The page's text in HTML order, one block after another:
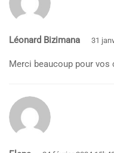
Léonard Bizimana 31
Merci beaucoup pour vos